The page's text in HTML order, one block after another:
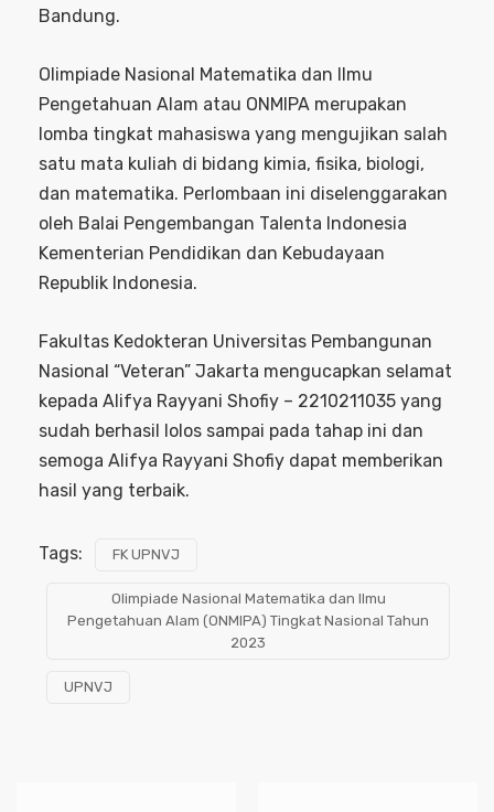
Bandung.
Olimpiade Nasional Matematika dan Ilmu
Pengetahuan Alam atau ONMIPA merupakan
lomba tingkat mahasiswa yang mengujikan salah
satu mata kuliah di bidang kimia, fisika, biologi,
dan matematika. Perlombaan ini diselenggarakan
oleh Balai Pengembangan Talenta Indonesia
Kementerian Pendidikan dan Kebudayaan
Republik Indonesia.
Fakultas Kedokteran Universitas Pembangunan
Nasional “Veteran” Jakarta mengucapkan selamat
kepada Alifya Rayyani Shofiy – 2210211035 yang
sudah berhasil lolos sampai pada tahap ini dan
semoga Alifya Rayyani Shofiy dapat memberikan
hasil yang terbaik.
Tags: FK UPNVJ
Olimpiade Nasional Matematika dan Ilmu
Pengetahuan Alam (ONMIPA) Tingkat Nasional Tahun
2023
UPNVJ